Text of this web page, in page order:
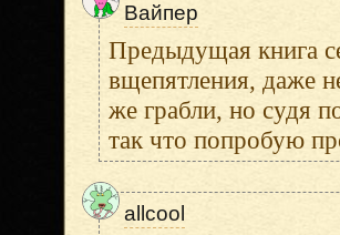
Вайпер
Предыдущая книга
вщепятления, даже
же грабли, но судя
так что попробую
allcool